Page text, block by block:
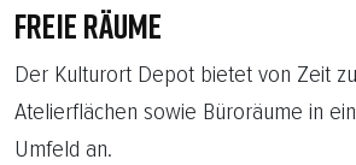
FREIE RÄUME
Der Kulturort Depot bietet von Zeit
Atelierflächen sowie Büroräume in
Umfeld an.